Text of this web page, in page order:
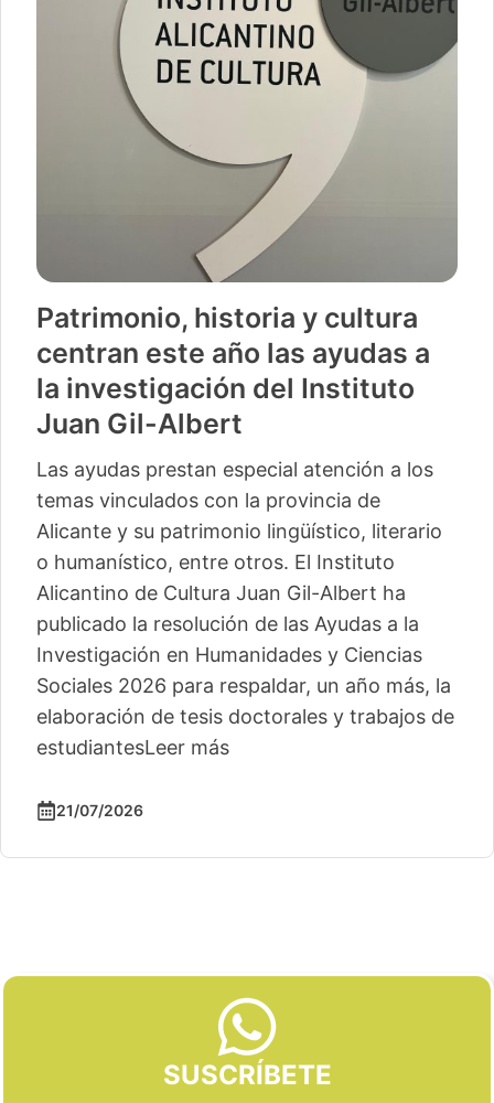
Patrimonio, historia y cultura
centran este año las ayudas a
la investigación del Instituto
Juan Gil-Albert
Las ayudas prestan especial atención a los
temas vinculados con la provincia de
Alicante y su patrimonio lingüístico, literario
o humanístico, entre otros. El Instituto
Alicantino de Cultura Juan Gil-Albert ha
publicado la resolución de las Ayudas a la
Investigación en Humanidades y Ciencias
Sociales 2026 para respaldar, un año más, la
elaboración de tesis doctorales y trabajos de
estudiantesLeer más
21/07/2026
SUSCRÍBETE